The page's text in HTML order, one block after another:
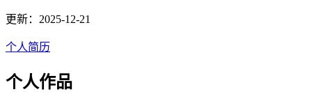
更新：2025-12-21
个人简历
个人作品